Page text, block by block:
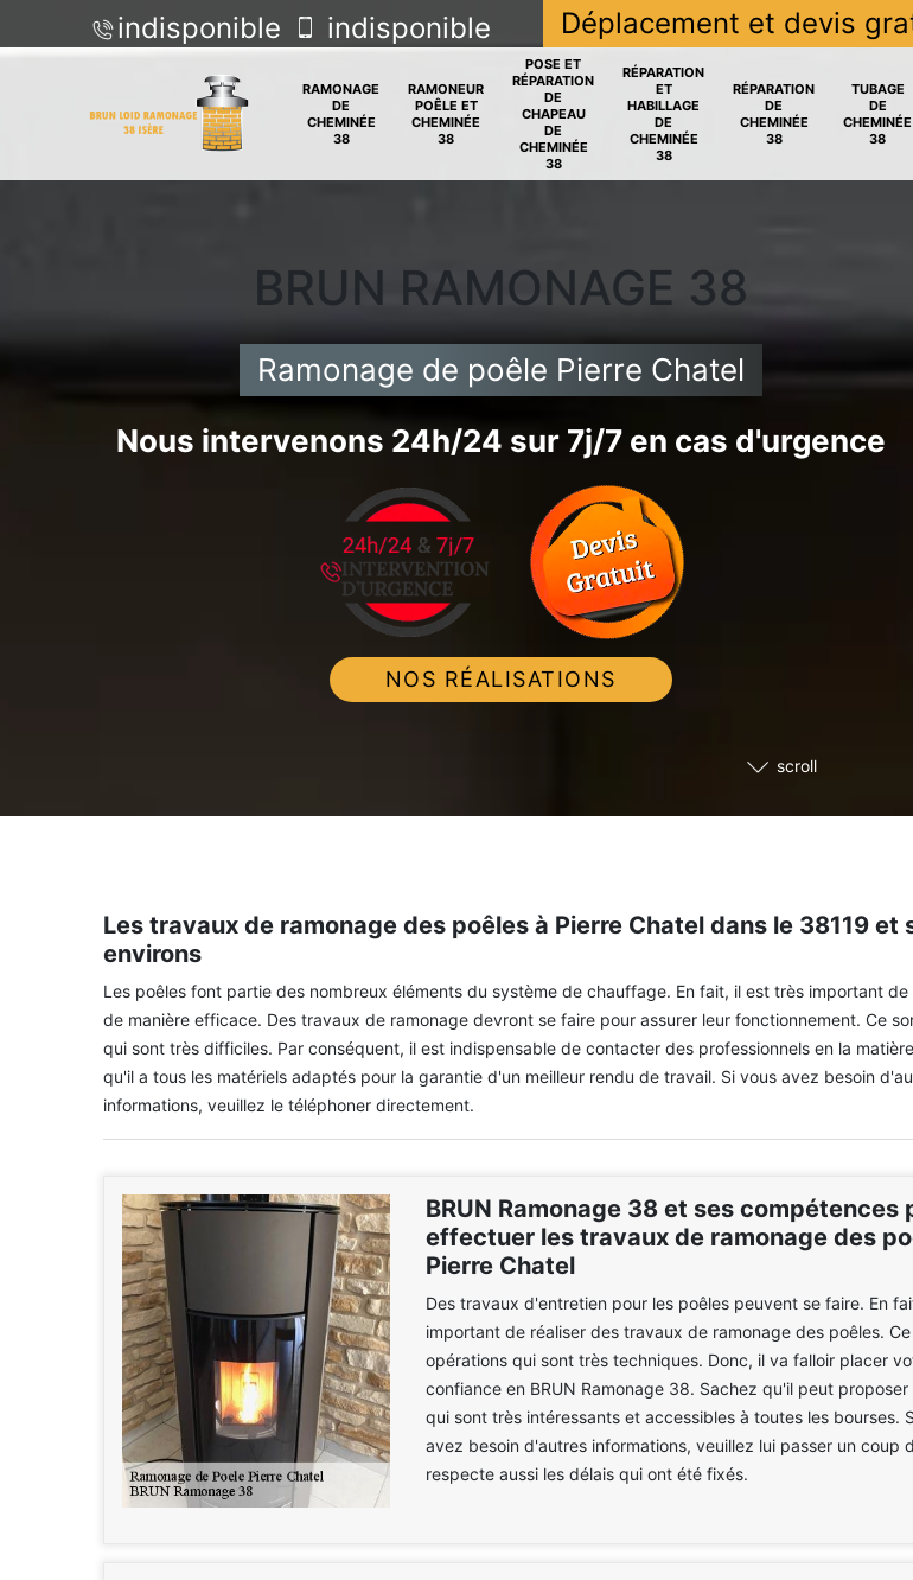
indisponible indisponible Déplacement et devis
RAMONAGE
DE
CHEMINÉE
38
RAMONEUR
POÊLE ET
CHEMINÉE
38
POSE ET
RÉPARATION
DE
CHAPEAU
DE
CHEMINÉE
38
RÉPARATION
ET
HABILLAGE
DE
CHEMINÉE
38
RÉPARATION
DE
CHEMINÉE
38
TUBAGE
DE
CHEMINÉE
38
scroll
BRUN RAMONAGE 38
Ramonage de poêle Pierre Chatel
Nous intervenons 24h/24 sur 7j/7 en cas d'urgence
NOS RÉALISATIONS
Les travaux de ramonage des poêles à Pierre Chatel dans le 38119 et
environs
Les poêles font partie des nombreux éléments du système de chauffage. En fait, il est très important de
de manière efficace. Des travaux de ramonage devront se faire pour assurer leur fonctionnement. Ce
qui sont très difficiles. Par conséquent, il est indispensable de contacter des professionnels en la
qu'il a tous les matériels adaptés pour la garantie d'un meilleur rendu de travail. Si vous avez besoin
informations, veuillez le téléphoner directement.
BRUN Ramonage 38 et ses compétences
effectuer les travaux de ramonage des
Pierre Chatel
Des travaux d'entretien pour les poêles peuvent se faire. En
important de réaliser des travaux de ramonage des poêles.
opérations qui sont très techniques. Donc, il va falloir placer
confiance en BRUN Ramonage 38. Sachez qu'il peut
qui sont très intéressants et accessibles à toutes les bourses.
avez besoin d'autres informations, veuillez lui passer un coup
respecte aussi les délais qui ont été fixés.